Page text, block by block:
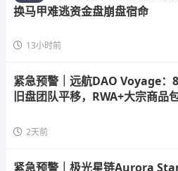
换马甲难逃资金盘崩盘宿命
13小时前
紧急预警｜远航DAO Voyage：
旧盘团队平移，RWA+大宗商品
2天前
紧急预警｜极光星链Aurora